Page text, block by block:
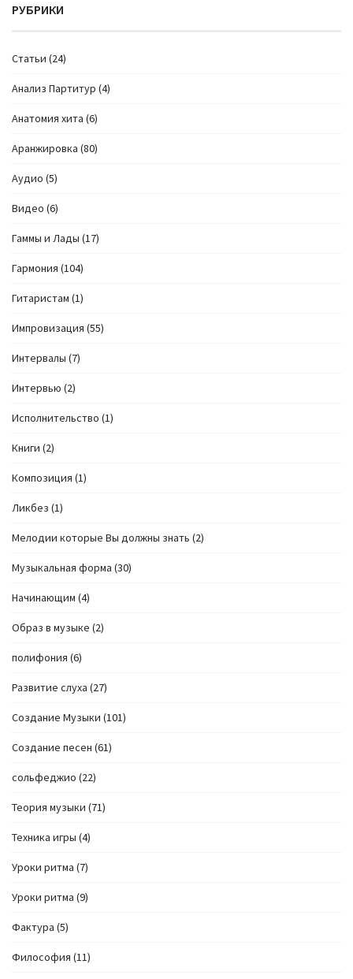
РУБРИКИ
Cтатьи (24)
Анализ Партитур (4)
Анатомия хита (6)
Аранжировка (80)
Аудио (5)
Видео (6)
Гаммы и Лады (17)
Гармония (104)
Гитаристам (1)
Импровизация (55)
Интервалы (7)
Интервью (2)
Исполнительство (1)
Книги (2)
Композиция (1)
Ликбез (1)
Мелодии которые Вы должны знать (2)
Музыкальная форма (30)
Начинающим (4)
Образ в музыке (2)
полифония (6)
Развитие слуха (27)
Создание Музыки (101)
Создание песен (61)
сольфеджио (22)
Теория музыки (71)
Техника игры (4)
Уроки ритма (7)
Уроки ритма (9)
Фактура (5)
Философия (11)